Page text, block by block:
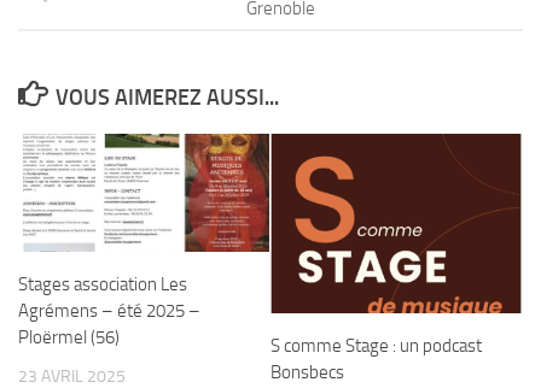
Grenoble
VOUS AIMEREZ AUSSI...
Stages association Les
Agrémens – été 2025 –
Ploërmel (56)
23 AVRIL 2025
S comme Stage : un podcast
Bonsbecs